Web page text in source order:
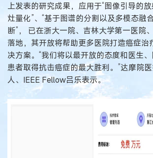
上发表的研究成果，应用于“图像引导的放
灶量化”、“基于图谱的分割以及多模态融
断”， 已在浙大一院、吉林大学第一医院
落地，其开放将帮助更多医院打造癌症治
决方案。“我们将以最开放的态度和医生
患者取得抗击癌症的最大胜利。”达摩院
人、IEEE Fellow吕乐表示。